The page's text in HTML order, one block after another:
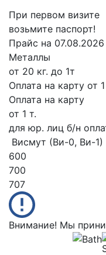
При первом визите
возьмите паспорт!
Прайс на 07.08.2026
Металлы
от 20 кг. до 1т
Оплата на карту от
Оплата на карту
от 1 т.
для юр. лиц б/н
Висмут (Ви-0, Ви-1)
600
700
707
Внимание! Мы